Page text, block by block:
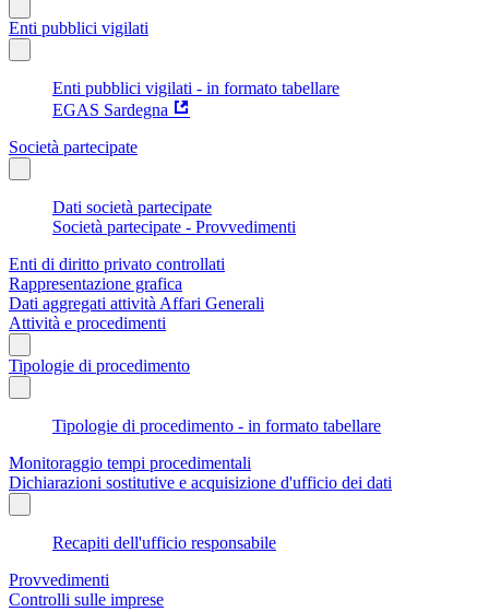
Enti pubblici vigilati
Enti pubblici vigilati - in formato tabellare
EGAS Sardegna
Società partecipate
Dati società partecipate
Società partecipate - Provvedimenti
Enti di diritto privato controllati
Rappresentazione grafica
Dati aggregati attività Affari Generali
Attività e procedimenti
Tipologie di procedimento
Tipologie di procedimento - in formato tabellare
Monitoraggio tempi procedimentali
Dichiarazioni sostitutive e acquisizione d'ufficio dei dati
Recapiti dell'ufficio responsabile
Provvedimenti
Controlli sulle imprese